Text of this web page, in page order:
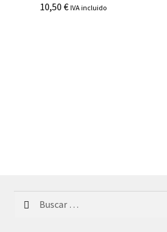
10,50€ IVA incluido